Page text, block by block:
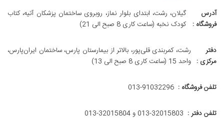
آدرس
فروشگاه :
گیلان، رشت، ابتدای بلوار نماز، روبروی ساختمان پزشکان آتیه، کتاب
کودک نخبه (ساعت کاری 8 صبح الی 21)
دفتر
مرکزی :
رشت، کمربندی قلی‌پور، بالاتر از بیمارستان پارس، ساختمان ایران‌پارس،
واحد 15 (ساعت کاری 8 صبح الی 13)
تلفن فروشگاه : 013-91032296
تلفن دفتر : 013-32015803 و 32015804-013